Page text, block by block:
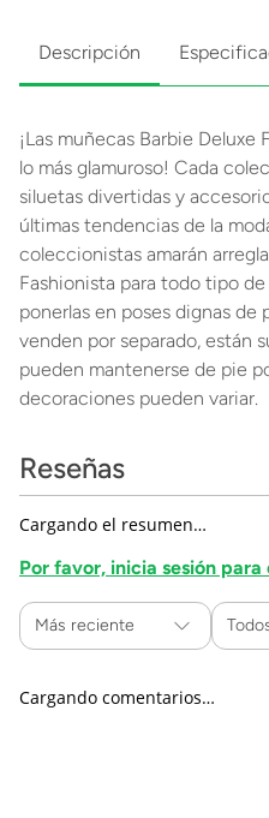
Descripción
¡Las muñecas Barbie
lo más glamuroso! Cada
siluetas divertidas y
últimas tendencias de la
coleccionistas amarán
Fashionista para todo tipo de
ponerlas en poses dignas de
venden por separado, están
pueden mantenerse de pie
decoraciones pueden variar.
Reseñas
Cargando el resumen…
Por favor, inicia sesión
Más reciente
Cargando comentarios…